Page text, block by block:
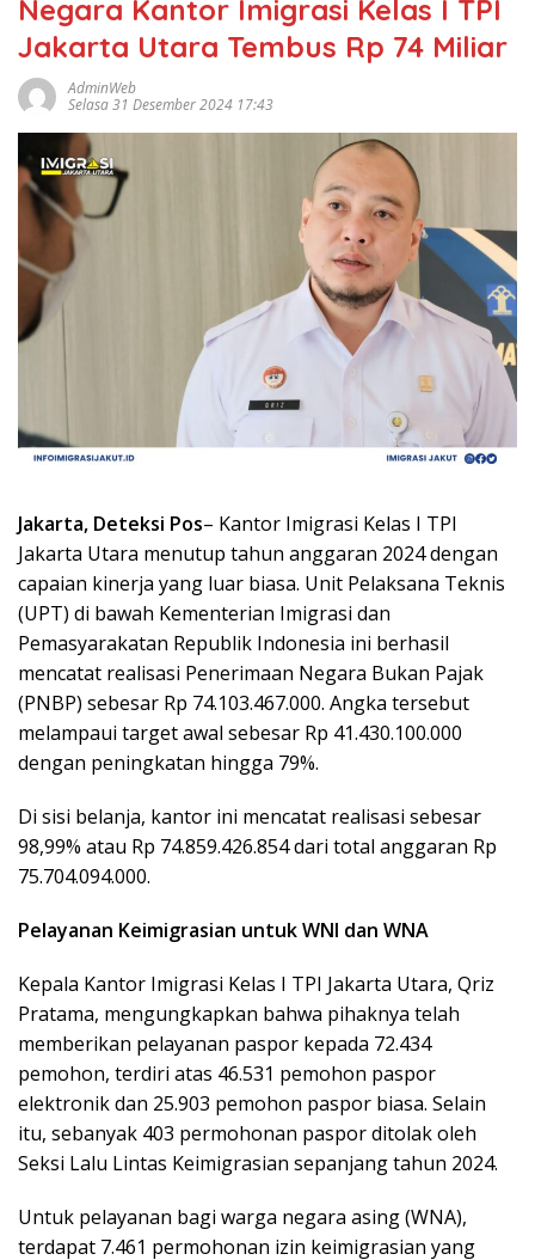
Negara Kantor Imigrasi Kelas I TPI
Jakarta Utara Tembus Rp 74 Miliar
AdminWeb
Selasa 31 Desember 2024 17:43
Jakarta, Deteksi Pos– Kantor Imigrasi Kelas I TPI
Jakarta Utara menutup tahun anggaran 2024 dengan
capaian kinerja yang luar biasa. Unit Pelaksana Teknis
(UPT) di bawah Kementerian Imigrasi dan
Pemasyarakatan Republik Indonesia ini berhasil
mencatat realisasi Penerimaan Negara Bukan Pajak
(PNBP) sebesar Rp 74.103.467.000. Angka tersebut
melampaui target awal sebesar Rp 41.430.100.000
dengan peningkatan hingga 79%.
Di sisi belanja, kantor ini mencatat realisasi sebesar
98,99% atau Rp 74.859.426.854 dari total anggaran Rp
75.704.094.000.
Pelayanan Keimigrasian untuk WNI dan WNA
Kepala Kantor Imigrasi Kelas I TPI Jakarta Utara, Qriz
Pratama, mengungkapkan bahwa pihaknya telah
memberikan pelayanan paspor kepada 72.434
pemohon, terdiri atas 46.531 pemohon paspor
elektronik dan 25.903 pemohon paspor biasa. Selain
itu, sebanyak 403 permohonan paspor ditolak oleh
Seksi Lalu Lintas Keimigrasian sepanjang tahun 2024.
Untuk pelayanan bagi warga negara asing (WNA),
terdapat 7.461 permohonan izin keimigrasian yang